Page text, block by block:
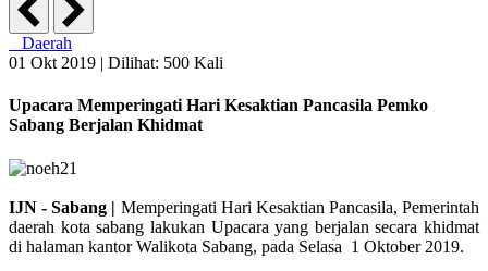
Daerah
01 Okt 2019 | Dilihat: 500 Kali
Upacara Memperingati Hari Kesaktian Pancasila Pemko
Sabang Berjalan Khidmat
IJN - Sabang | Memperingati Hari Kesaktian Pancasila, Pemerintah
daerah kota sabang lakukan Upacara yang berjalan secara khidmat
di halaman kantor Walikota Sabang, pada Selasa 1 Oktober 2019.